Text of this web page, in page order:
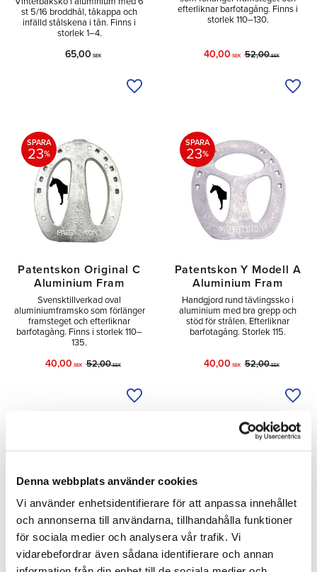
Denna webbplats använder cookies
Vi använder enhetsidentifierare för att anpassa innehållet
och annonserna till användarna, tillhandahålla funktioner
för sociala medier och analysera vår trafik. Vi
vidarebefordrar även sådana identifierare och annan
st 5/16 broddhål, tåkappa och
infälld stålskena i tån. Finns i
storlek 1–4.
65,00 SEK
Lägg till i önskelista
efterliknar barfotagång. Finns i
storlek 110–130.
40,00 SEK 52,00SEK
Patentskon Original C
Aluminium Fram
Svensktillverkad oval
aluminiumframsko som förlänger
framsteget och efterliknar
barfotagång. Finns i storlek 110–
135.
40,00 SEK 52,00SEK
SPARA
23%
Lägg till i önskelista
Patentskon Y Modell A
Aluminium Fram
Handgjord rund tävlingssko i
aluminium med bra grepp och
stöd för strålen. Efterliknar
barfotagång. Storlek 115.
40,00 SEK 52,00SEK
SPARA
23%